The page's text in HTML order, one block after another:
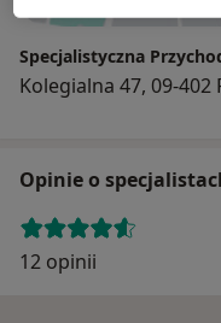
Specjalistyczna
Kolegialna 47, 09-402
Opinie o
12 opinii